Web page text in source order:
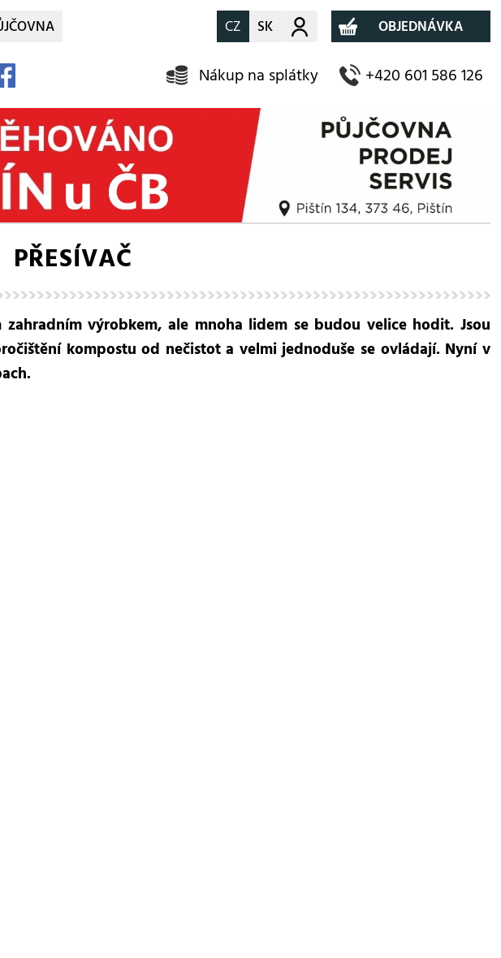
CZ SK Můj účet OBJEDNÁVKA
Nákup na splátky +420 601 586 126
PŘESÍVAČ
výrobkem, ale mnoha lidem se budou velice hodit. Jsou
kompostu od nečistot a velmi jednoduše se ovládají. Nyní v